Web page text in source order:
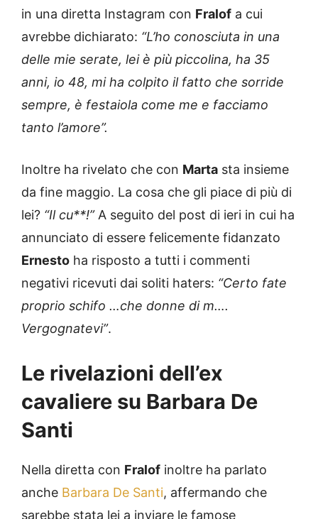
in una diretta Instagram con Fralof a cui
avrebbe dichiarato: “L’ho conosciuta in una
delle mie serate, lei è più piccolina, ha 35
anni, io 48, mi ha colpito il fatto che sorride
sempre, è festaiola come me e facciamo
tanto l’amore”.
Inoltre ha rivelato che con Marta sta insieme
da fine maggio. La cosa che gli piace di più di
lei? “Il cu**!”A seguito del post di ieri in cui ha
annunciato di essere felicemente fidanzato
Ernesto ha risposto a tutti i commenti
negativi ricevuti dai soliti haters: “Certo fate
proprio schifo …che donne di m….
Vergognatevi”.
Le rivelazioni dell’ex
cavaliere su Barbara De
Santi
Nella diretta con Fralof inoltre ha parlato
anche Barbara De Santi, affermando che
sarebbe stata lei a inviare le famose